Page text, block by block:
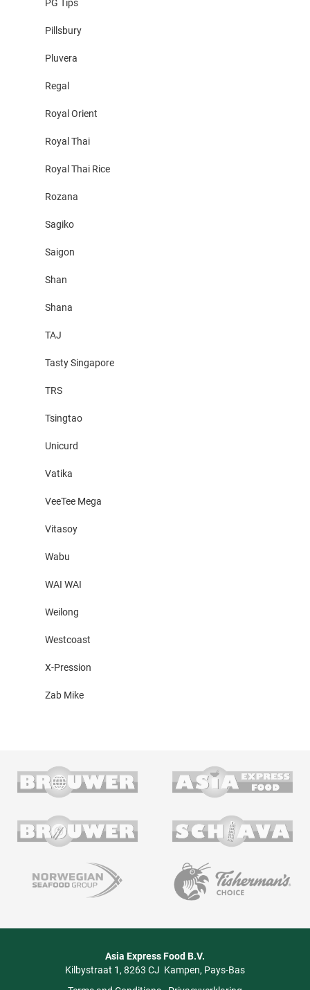
PG Tips
Pillsbury
Pluvera
Regal
Royal Orient
Royal Thai
Royal Thai Rice
Rozana
Sagiko
Saigon
Shan
Shana
TAJ
Tasty Singapore
TRS
Tsingtao
Unicurd
Vatika
VeeTee Mega
Vitasoy
Wabu
WAI WAI
Weilong
Westcoast
X-Pression
Zab Mike
Asia Express Food B.V.
Kilbystraat 1 8263 CJ Kampen Pays-Bas